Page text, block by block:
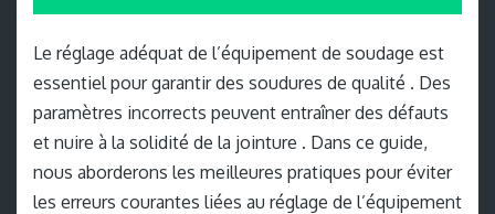
Le réglage adéquat de l’équipement de soudage est
essentiel pour garantir des soudures de qualité . Des
paramètres incorrects peuvent entraîner des défauts
et nuire à la solidité de la jointure . Dans ce guide,
nous aborderons les meilleures pratiques pour éviter
les erreurs courantes liées au réglage de l’équipement